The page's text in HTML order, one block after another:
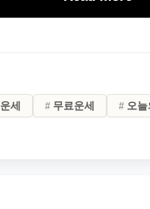
세 무료운세 오늘